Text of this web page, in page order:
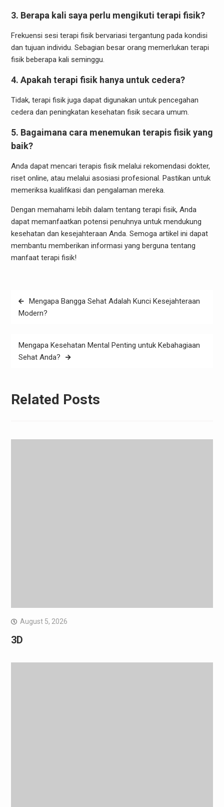
3. Berapa kali saya perlu mengikuti terapi fisik?
Frekuensi sesi terapi fisik bervariasi tergantung pada kondisi
dan tujuan individu. Sebagian besar orang memerlukan terapi
fisik beberapa kali seminggu.
4. Apakah terapi fisik hanya untuk cedera?
Tidak, terapi fisik juga dapat digunakan untuk pencegahan
cedera dan peningkatan kesehatan fisik secara umum.
5. Bagaimana cara menemukan terapis fisik yang
baik?
Anda dapat mencari terapis fisik melalui rekomendasi dokter,
riset online, atau melalui asosiasi profesional. Pastikan untuk
memeriksa kualifikasi dan pengalaman mereka.
Dengan memahami lebih dalam tentang terapi fisik, Anda
dapat memanfaatkan potensi penuhnya untuk mendukung
kesehatan dan kesejahteraan Anda. Semoga artikel ini dapat
membantu memberikan informasi yang berguna tentang
manfaat terapi fisik!
Post
navigation
Mengapa Bangga Sehat Adalah Kunci Kesejahteraan
Modern?
Mengapa Kesehatan Mental Penting untuk Kebahagiaan
Sehat Anda?
Related Posts
August 5, 2026
3D